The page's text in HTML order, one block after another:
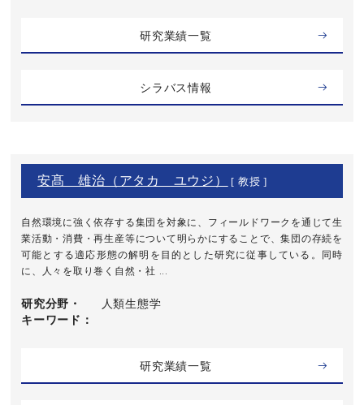
研究業績一覧
シラバス情報
安髙 雄治（アタカ ユウジ） [ 教授 ]
自然環境に強く依存する集団を対象に、フィールドワークを通じて生
業活動・消費・再生産等について明らかにすることで、集団の存続を
可能とする適応形態の解明を目的とした研究に従事している。同時
に、人々を取り巻く自然・社 ...
研究分野・
キーワード
人類生態学
研究業績一覧